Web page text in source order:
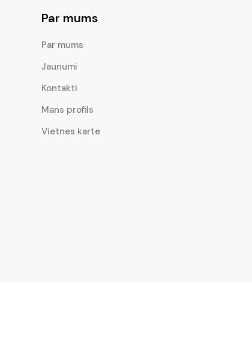
Par mums
Par mums
Jaunumi
Kontakti
Mans profils
Vietnes karte